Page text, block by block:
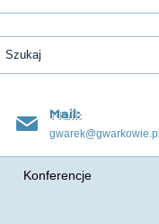
Mail:
gwarek@gwarkowie.pl
Konferencje